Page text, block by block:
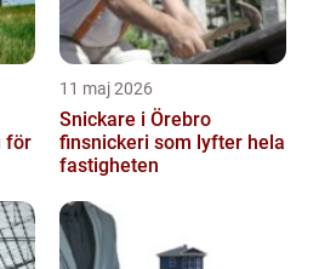
för
11 maj 2026
Snickare i Örebro
finsnickeri som lyfter hela
fastigheten